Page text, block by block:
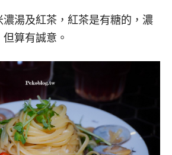
濃湯及紅茶，紅茶是有糖的，濃
算有誠意。